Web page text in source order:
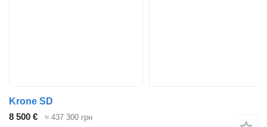
Krone SD
8 500 €
≈ 437 300 грн